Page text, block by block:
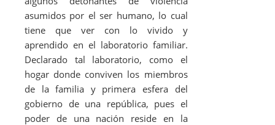
asumidos por el ser humano, lo cual
tiene que ver con lo vivido y
aprendido en el laboratorio familiar.
Declarado tal laboratorio, como el
hogar donde conviven los miembros
de la familia y primera esfera del
gobierno de una república, pues el
poder de una nación reside en la